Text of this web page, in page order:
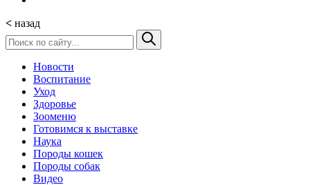
< назад
Новости
Воспитание
Уход
Здоровье
Зооменю
Готовимся к выставке
Наука
Породы кошек
Породы собак
Видео